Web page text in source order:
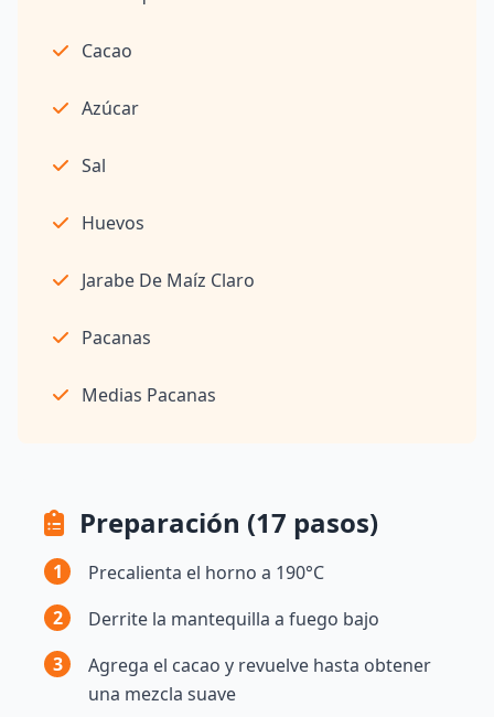
Cacao
Azúcar
Sal
Huevos
Jarabe De Maíz Claro
Pacanas
Medias Pacanas
Preparación (17 pasos)
1
Precalienta el horno a 190°C
2
Derrite la mantequilla a fuego bajo
3
Agrega el cacao y revuelve hasta obtener
una mezcla suave